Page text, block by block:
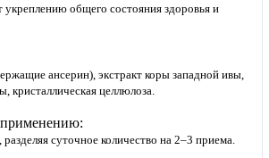
укреплению общего состояния здоровья и
ансерин), экстракт коры западной ивы,
кристаллическая целлюлоза.
суточное количество на 2–3 приема.